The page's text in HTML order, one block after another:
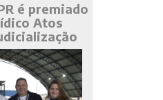
é premiado
Atos